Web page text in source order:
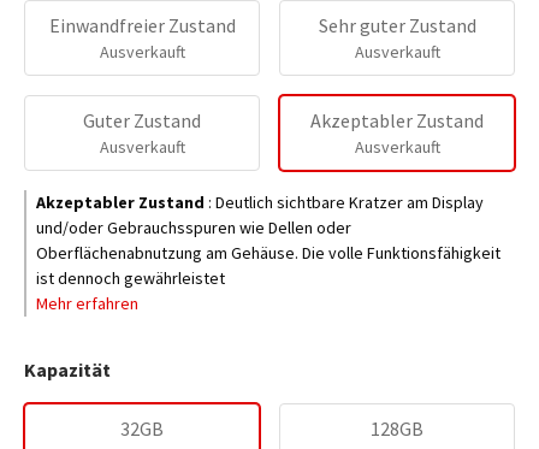
Einwandfreier Zustand
Ausverkauft
Sehr guter Zustand
Ausverkauft
Guter Zustand
Ausverkauft
Akzeptabler Zustand
Ausverkauft
Akzeptabler Zustand : Deutlich sichtbare Kratzer am Display
und/oder Gebrauchsspuren wie Dellen oder
Oberflächenabnutzung am Gehäuse. Die volle Funktionsfähigkeit
ist dennoch gewährleistet
Mehr erfahren
Kapazität
32GB 128GB